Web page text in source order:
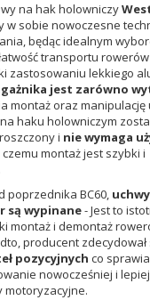
na hak holowniczy
w sobie nowoczesne
będąc idealnym
transportu
zastosowaniu lekkiego
jest zarówno
montaż oraz
haku holowniczym
i nie wymaga
czemu montaż jest szybki i
poprzednika BC60,
są wypinane- Jest to
montaż i demontaż
producent zdecydował
pozycyjnych co
nowocześniej i
motoryzacyjne.